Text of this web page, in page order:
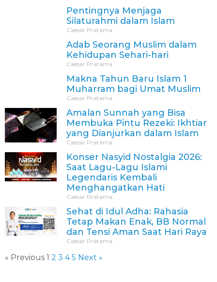
Pentingnya Menjaga
Silaturahmi dalam Islam
Caesar Pratama
Adab Seorang Muslim dalam
Kehidupan Sehari-hari
Caesar Pratama
Makna Tahun Baru Islam 1
Muharram bagi Umat Muslim
Caesar Pratama
Amalan Sunnah yang Bisa
Membuka Pintu Rezeki: Ikhtiar
yang Dianjurkan dalam Islam
Caesar Pratama
Konser Nasyid Nostalgia 2026:
Saat Lagu-Lagu Islami
Legendaris Kembali
Menghangatkan Hati
Caesar Pratama
Sehat di Idul Adha: Rahasia
Tetap Makan Enak, BB Normal
dan Tensi Aman Saat Hari Raya
Caesar Pratama
« Previous 1 2 3 4 5 Next »